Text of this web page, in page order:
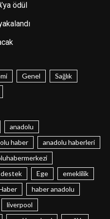
ödül
Genel
Sağlık
anadolu
haber
anadolu haberleri
destek Ege
emeklilik
haber anadolu
liverpool